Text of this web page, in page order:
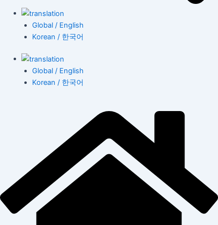
Global / English
Korean / 한국어
Global / English
Korean / 한국어